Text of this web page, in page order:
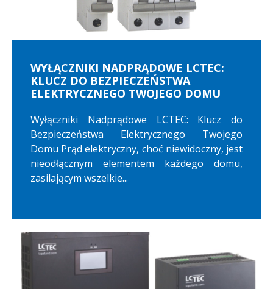
WYŁĄCZNIKI NADPRĄDOWE LCTEC:
KLUCZ DO BEZPIECZEŃSTWA
ELEKTRYCZNEGO TWOJEGO DOMU
Wyłączniki Nadprądowe LCTEC: Klucz do
Bezpieczeństwa Elektrycznego Twojego
Domu Prąd elektryczny, choć niewidoczny, jest
nieodłącznym elementem każdego domu,
zasilającym wszelkie...